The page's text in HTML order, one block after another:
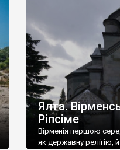
називаються
виробляє відмінне
легке біле і дуже […]
Ялта.
Ріпсіме
Вірменія першою
як державну релігію,